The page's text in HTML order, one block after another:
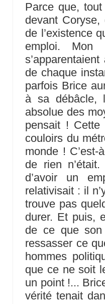
Parce que,
devant
de l’existence
emploi.
de chaque
parfois Brice
à sa débâcle,
absolue des
pensait ! Cette
couloirs du
monde ! C’est-
de rien
d’avoir un
relativisait : il
trouve pas
durer. Et puis,
de ce que
ressasser ce
hommes
que ce ne soit
un point !...
vérité tenait